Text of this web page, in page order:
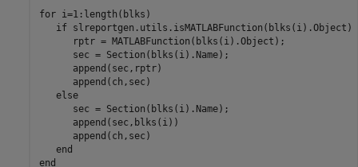
for i=1:length(blks)
if slreportgen.utils.isMATLABFunction(blks(i).Object)
      rptr = MATLABFunction(blks(i).Object);
      sec = Section(blks(i).Name);
      append(sec,rptr)
      append(ch,sec)
else
      sec = Section(blks(i).Name);
      append(sec,blks(i))
      append(ch,sec)
end
end